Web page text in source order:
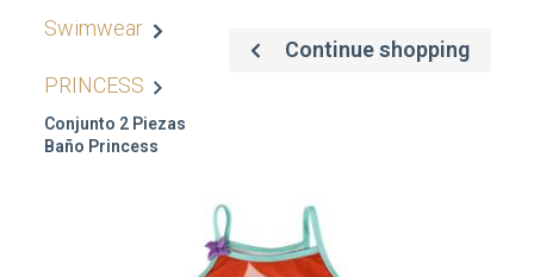
Swimwear
PRINCESS
Conjunto 2 Piezas
Baño Princess
Continue shopping